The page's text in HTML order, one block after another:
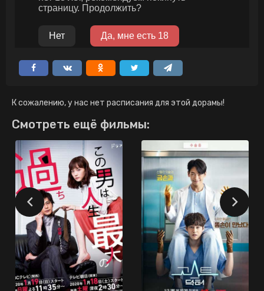
К сожалению, у нас нет расписания для этой дорамы!
Смотреть ещё фильмы: